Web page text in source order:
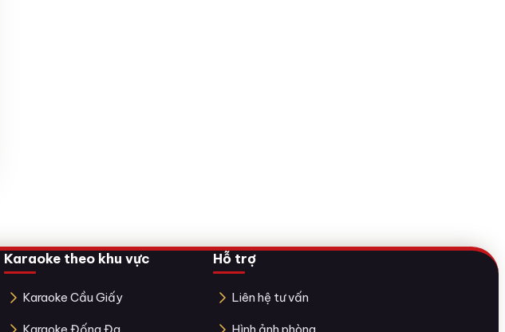
Karaoke theo khu vực
Karaoke Cầu Giấy
Hỗ trợ
Liên hệ tư vấn